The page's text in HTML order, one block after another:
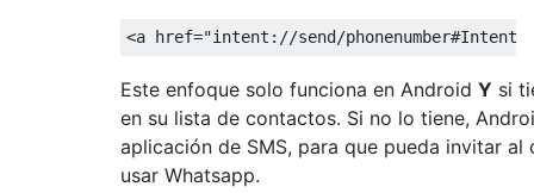
<a href="intent://send/
Este enfoque solo funciona en Android Y si
en su lista de contactos. Si no lo tiene,
aplicación de SMS, para que pueda invitar al
usar Whatsapp.